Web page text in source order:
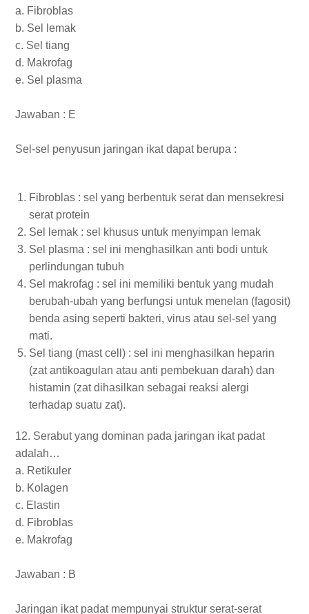
a. Fibroblas
b. Sel lemak
c. Sel tiang
d. Makrofag
e. Sel plasma
Jawaban : E
Sel-sel penyusun jaringan ikat dapat berupa :
Fibroblas : sel yang berbentuk serat dan mensekresi
serat protein
Sel lemak : sel khusus untuk menyimpan lemak
Sel plasma : sel ini menghasilkan anti bodi untuk
perlindungan tubuh
Sel makrofag : sel ini memiliki bentuk yang mudah
berubah-ubah yang berfungsi untuk menelan (fagosit)
benda asing seperti bakteri, virus atau sel-sel yang
mati.
Sel tiang (mast cell) : sel ini menghasilkan heparin
(zat antikoagulan atau anti pembekuan darah) dan
histamin (zat dihasilkan sebagai reaksi alergi
terhadap suatu zat).
12. Serabut yang dominan pada jaringan ikat padat
adalah…
a. Retikuler
b. Kolagen
c. Elastin
d. Fibroblas
e. Makrofag
Jawaban : B
Jaringan ikat padat mempunyai struktur serat-serat